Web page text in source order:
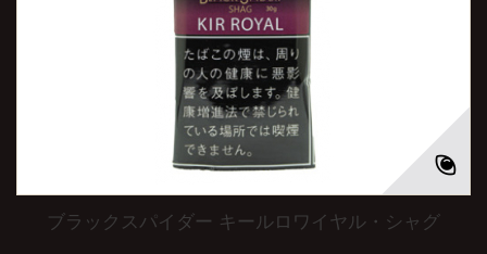
ブラックスパイダー キールロワイヤル・シャグ